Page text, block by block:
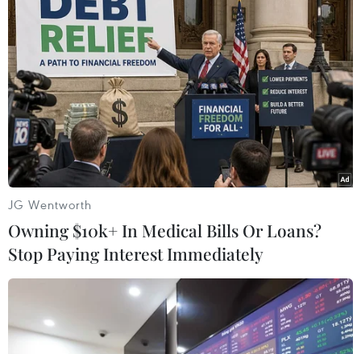
Việt Nam là nước thứ hai sau Mỹ sản xuất
thành công viên sủi curcumin
Sản phẩm viên sủi curcumin hướng đích sẽ phát huy tối
đa các tác dụng đối với nhiều vị trí viêm loét trên niêm
mạc dạ dày.
JG Wentworth
Owning $10k+ In Medical Bills Or Loans?
Stop Paying Interest Immediately